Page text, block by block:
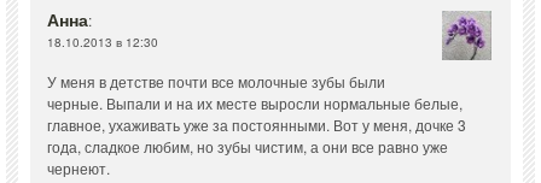
Анна:
18.10.2013 в 12:30
У меня в детстве почти все молочные зубы были
черные. Выпали и на их месте выросли нормальные белые,
главное, ухаживать уже за постоянными. Вот у меня, дочке 3
года, сладкое любим, но зубы чистим, а они все равно уже
чернеют.